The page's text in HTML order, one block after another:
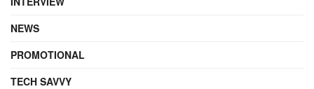
NEWS
PROMOTIONAL
TECH SAVVY